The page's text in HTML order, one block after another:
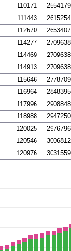
110171 2554179
111443 2615254
112670 2653407
114277 2709638
114469 2709638
114913 2709638
115646 2778709
116964 2848395
117996 2908848
118988 2947250
120025 2976796
120546 3006812
120976 3031559